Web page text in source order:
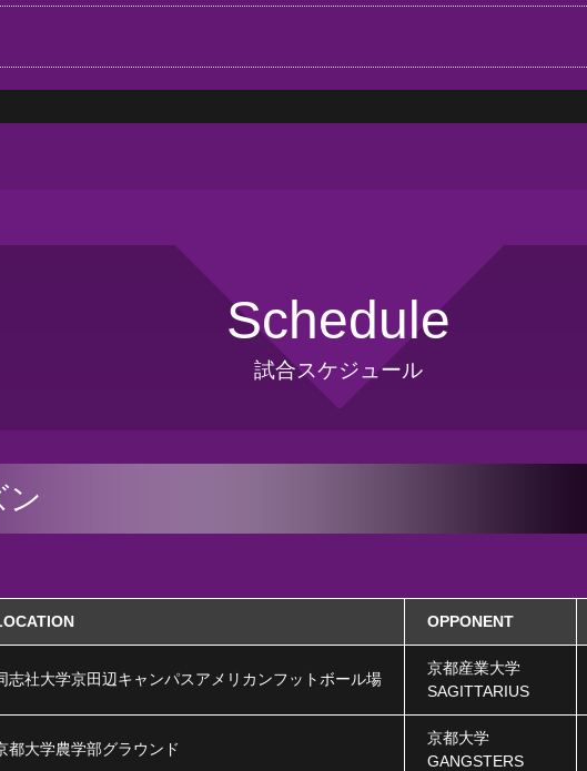
Schedule
試合スケジュール
ン
OPPONENT
志社大学京田辺キャンパスアメリカンフットボール場
京都産業大学
SAGITTARIUS
都大学農学部グラウンド
京都大学
GANGSTERS